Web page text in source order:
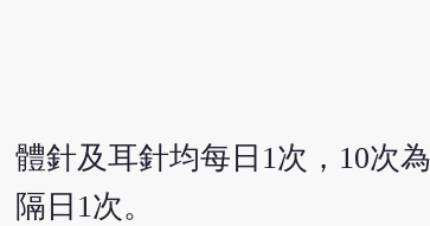
體針及耳針均每日1次，10次
隔日1次。